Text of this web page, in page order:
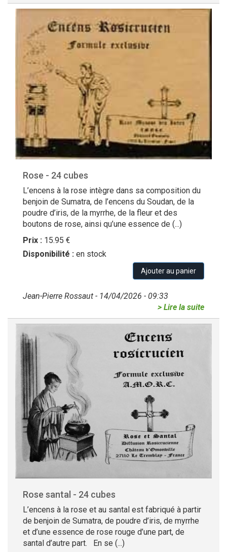
Rose - 24 cubes
L’encens à la rose intègre dans sa composition du
benjoin de Sumatra, de l’encens du Soudan, de la
poudre d’iris, de la myrrhe, de la fleur et des
boutons de rose, ainsi qu’une essence de (...)
Prix : 15.95 €
Disponibilité : en stock
Ajouter au panier
Jean-Pierre Rossaut - 14/04/2026 - 09:33
> Lire la suite
Rose santal - 24 cubes
L’encens à la rose et au santal est fabriqué à partir
de benjoin de Sumatra, de poudre d’iris, de myrrhe
et d’une essence de rose rouge d’une part, de
santal d’autre part. En se (...)